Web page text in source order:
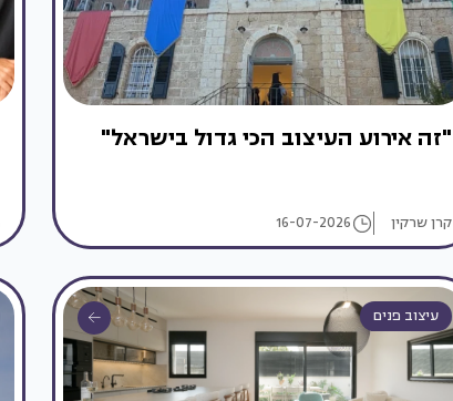
"זה אירוע העיצוב הכי גדול בישראל"
קרן שרקין 16-07-2026
עיצוב פנים